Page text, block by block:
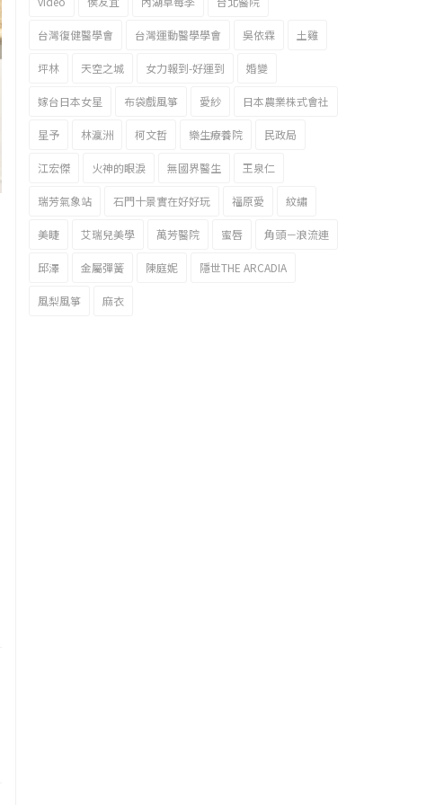
台灣復健醫學會 台灣運動醫學學會 吳依霖 土雞
坪林 天空之城 女力報到-好運到 婚變
嫁台日本女星 布袋戲風箏 愛紗 日本農業株式會社
星予 林瀛洲 柯文哲 樂生療養院 民政局
江宏傑 火神的眼淚 無國界醫生 王泉仁
瑞芳氣象站 石門十景實在好好玩 福原愛 紋繡
美睫 艾瑞兒美學 萬芳醫院 蜜唇 角頭－浪流連
邱澤 金屬彈簧 陳庭妮 隱世THE ARCADIA
風梨風箏 麻衣